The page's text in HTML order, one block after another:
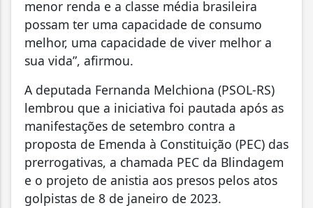
menor renda e a classe média brasileira
possam ter uma capacidade de consumo
melhor, uma capacidade de viver melhor a
sua vida”, afirmou.
A deputada Fernanda Melchiona (PSOL-RS)
lembrou que a iniciativa foi pautada após as
manifestações de setembro contra a
proposta de Emenda à Constituição (PEC) das
prerrogativas, a chamada PEC da Blindagem
e o projeto de anistia aos presos pelos atos
golpistas de 8 de janeiro de 2023.